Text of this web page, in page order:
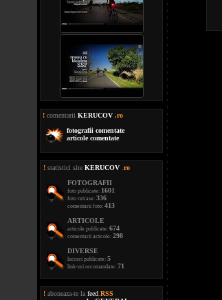
! comentarii KERUCOV .ro
fotografii comentate
articole comentate
! statistici site KERUCOV ro
FOTOGRAFII
foto publicate: 1601
foto retrase: 336
comentarii foto: 413
ARTICOLE
articole publicate: 674
comentarii articole: 298
DIVERSE
lucrari publicate: 5
link-uri recomandate: 71
! aboneaza-te la feed RSS